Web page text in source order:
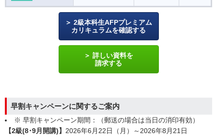
2級本科生AFPプレミアム
カリキュラムを確認する
詳しい資料を
請求する
早割キャンペーンに関するご案内
※ 早割キャンペーン期間：（郵送の場合は当日の消印有効）
【2級(8･9月開講)】 2026年6月22日（月）～2026年8月21日